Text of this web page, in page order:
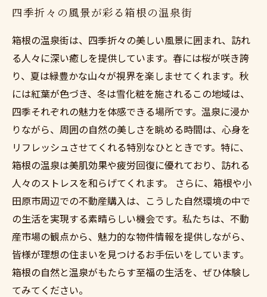
四季折々の風景が彩る箱根の温泉街
箱根の温泉街は、四季折々の美しい風景に囲まれ、訪れ
る人々に深い癒しを提供しています。春には桜が咲き誇
り、夏は緑豊かな山々が視界を楽しませてくれます。秋
には紅葉が色づき、冬は雪化粧を施されるこの地域は、
四季それぞれの魅力を体感できる場所です。温泉に浸か
りながら、周囲の自然の美しさを眺める時間は、心身を
リフレッシュさせてくれる特別なひとときです。特に、
箱根の温泉は美肌効果や疲労回復に優れており、訪れる
人々のストレスを和らげてくれます。 さらに、箱根や小
田原市周辺での不動産購入は、こうした自然環境の中で
の生活を実現する素晴らしい機会です。私たちは、不動
産市場の観点から、魅力的な物件情報を提供しながら、
皆様が理想の住まいを見つけるお手伝いをしています。
箱根の自然と温泉がもたらす至福の生活を、ぜひ体験し
てみてください。